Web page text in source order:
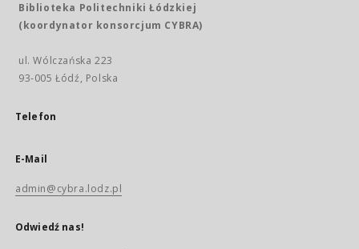
Biblioteka Politechniki Łódzkiej
(koordynator konsorcjum CYBRA)
ul. Wólczańska 223
93-005 Łódź, Polska
Telefon
E-Mail
admin@cybra.lodz.pl
Odwiedź nas!